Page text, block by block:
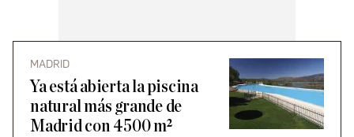
MADRID
Ya está abierta la piscina
natural más grande de
Madrid con 4500 m²